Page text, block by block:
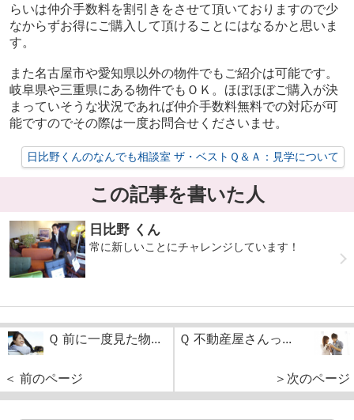
らいは仲介手数料を割引きをさせて頂いておりますので少
なからずお得にご購入して頂けることにはなるかと思いま
す。
また名古屋市や愛知県以外の物件でもご紹介は可能です。
岐阜県や三重県にある物件でもＯＫ。ほぼほぼご購入が決
まっていそうな状況であれば仲介手数料無料での対応が可
能ですのでその際は一度お問合せくださいませ。
日比野くんのなんでも相談室 ザ・ベストＱ＆Ａ：見学について
この記事を書いた人
日比野 くん
常に新しいことにチャレンジしています！
Ｑ 前に一度見た物...
＜ 前のページ
Ｑ 不動産屋さんっ...
＞次のページ